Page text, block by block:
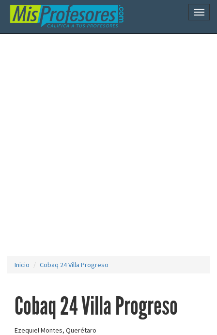
Inicio Cobaq 24 Villa Progreso
Cobaq 24 Villa Progreso
Ezequiel Montes, Querétaro